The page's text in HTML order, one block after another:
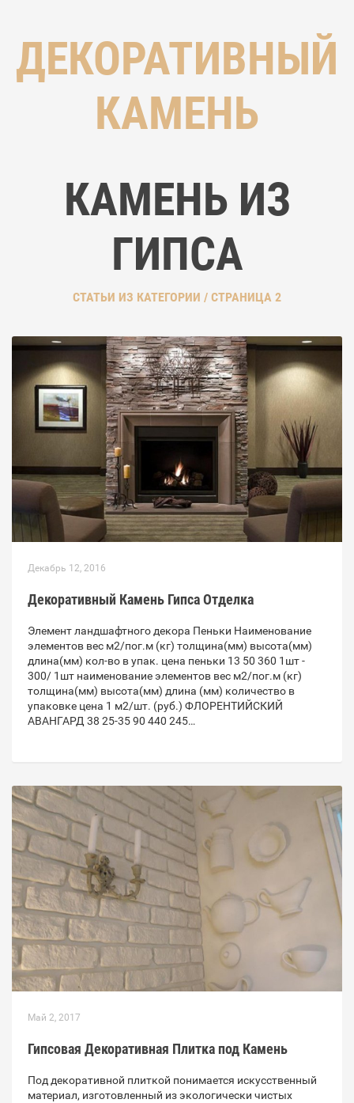
ДЕКОРАТИВНЫЙ
КАМЕНЬ
КАМЕНЬ ИЗ
ГИПСА
СТАТЬИ ИЗ КАТЕГОРИИ / СТРАНИЦА 2
Декабрь 12, 2016
Декоративный Камень Гипса Отделка
Элемент ландшафтного декора Пеньки Наименование
элементов вес м2/пог.м (кг) толщина(мм) высота(мм)
длина(мм) кол-во в упак. цена пеньки 13 50 360 1шт -
300/ 1шт наименование элементов вес м2/пог.м (кг)
толщина(мм) высота(мм) длина (мм) количество в
упаковке цена 1 м2/шт. (руб.) ФЛОРЕНТИЙСКИЙ
АВАНГАРД 38 25-35 90 440 245…
Май 2, 2017
Гипсовая Декоративная Плитка под Камень
Под декоративной плиткой понимается искусственный
материал, изготовленный из экологически чистых